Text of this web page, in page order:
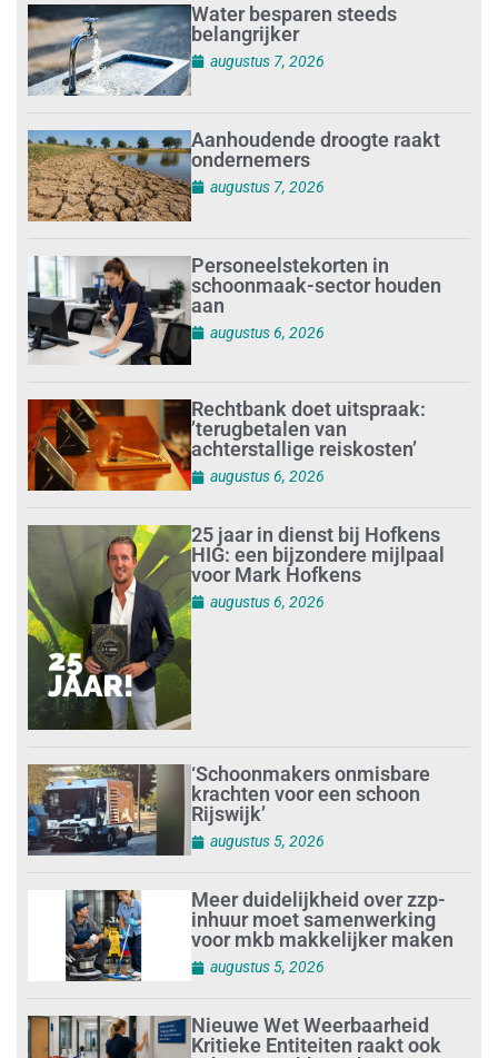
Water besparen steeds
belangrijker
augustus 7, 2026
Aanhoudende droogte raakt
ondernemers
augustus 7, 2026
Personeelstekorten in
schoonmaak-sector houden
aan
augustus 6, 2026
Rechtbank doet uitspraak:
’terugbetalen van
achterstallige reiskosten’
augustus 6, 2026
25 jaar in dienst bij Hofkens
HIG: een bijzondere mijlpaal
voor Mark Hofkens
augustus 6, 2026
‘Schoonmakers onmisbare
krachten voor een schoon
Rijswijk’
augustus 5, 2026
Meer duidelijkheid over zzp-
inhuur moet samenwerking
voor mkb makkelijker maken
augustus 5, 2026
Nieuwe Wet Weerbaarheid
Kritieke Entiteiten raakt ook